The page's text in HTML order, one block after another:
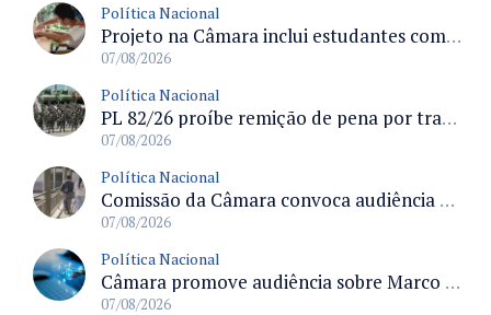
Política Nacional
Projeto na Câmara inclui estudantes com deficiência no regime escolar especial da LDB e estabelece critérios para frequência
07/08/2026
Política Nacional
PL 82/26 proíbe remição de pena por trabalho em funções militares para condenados por crimes contra o Estado Democrático de Direito
07/08/2026
Política Nacional
Comissão da Câmara convoca audiência para discutir misoginia nas escolas e universidades após divulgação de listas misóginas
07/08/2026
Política Nacional
Câmara promove audiência sobre Marco de Fomento à Economia Digital e impactos da inteligência artificial
07/08/2026